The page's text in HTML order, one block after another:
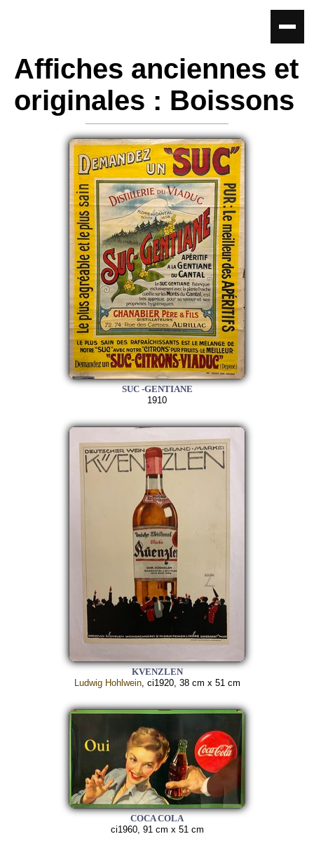
Affiches anciennes et
originales : Boissons
SUC -GENTIANE
1910
KVENZLEN
Ludwig Hohlwein, ci1920, 38 cm x 51 cm
COCA COLA
ci1960, 91 cm x 51 cm